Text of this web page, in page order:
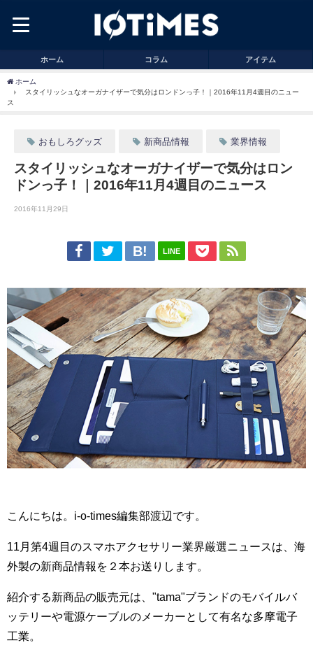
ホーム コラム アイテム
ホーム
スタイリッシュなオーガナイザーで気分はロンドンっ子！｜2016年11月4週目のニュー
ス
おもしろグッズ 新商品情報 業界情報
スタイリッシュなオーガナイザーで気分はロン
ドンっ子！｜2016年11月4週目のニュース
2016年11月29日
LINE
こんにちは。i-o-times編集部渡辺です。
11月第4週目のスマホアクセサリー業界厳選ニュースは、海
外製の新商品情報を２本お送りします。
紹介する新商品の販売元は、"tama"ブランドのモバイルバ
ッテリーや電源ケーブルのメーカーとして有名な多摩電子
工業。